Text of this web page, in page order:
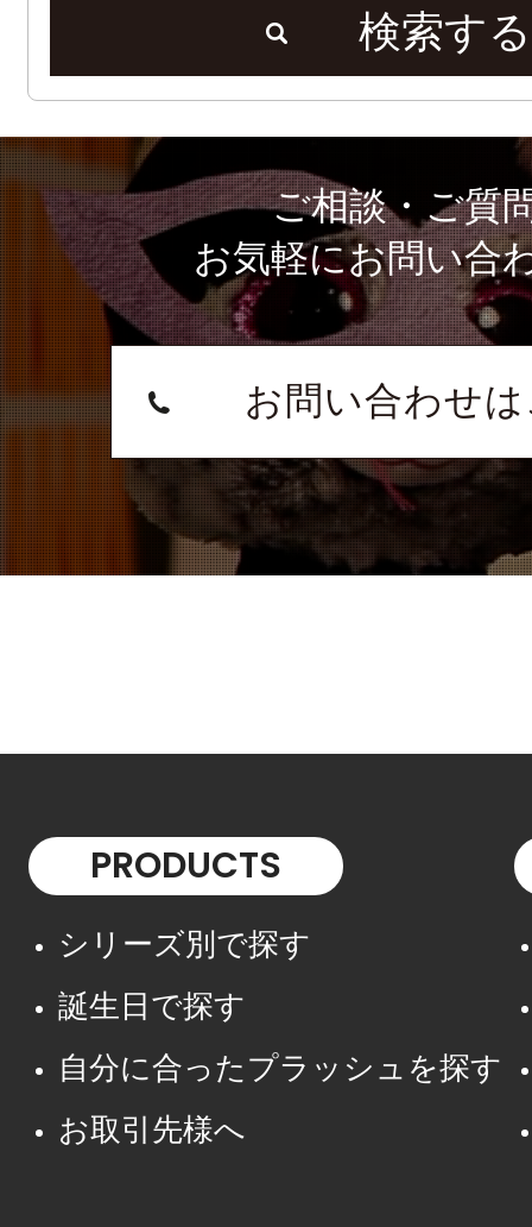
検索する
ご相談・ご質
お気軽にお問い合
お問い合わせ
PRODUCTS
シリーズ別で探す
誕生日で探す
自分に合ったプラッシュを探す
お取引先様へ